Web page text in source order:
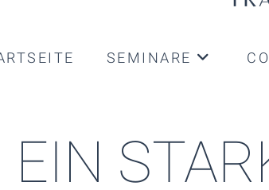
SEMINARE
EIN